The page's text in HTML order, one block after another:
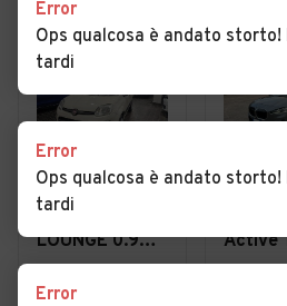
€ 6.490
Fiat Panda
LOUNGE 0.9
TWINAIR 85CV
BENZ/METANO
€
Active
220i
Error
Ops qualcosa è andato storto!
tardi
Error
Ops qualcosa è andato storto!
tardi
Error